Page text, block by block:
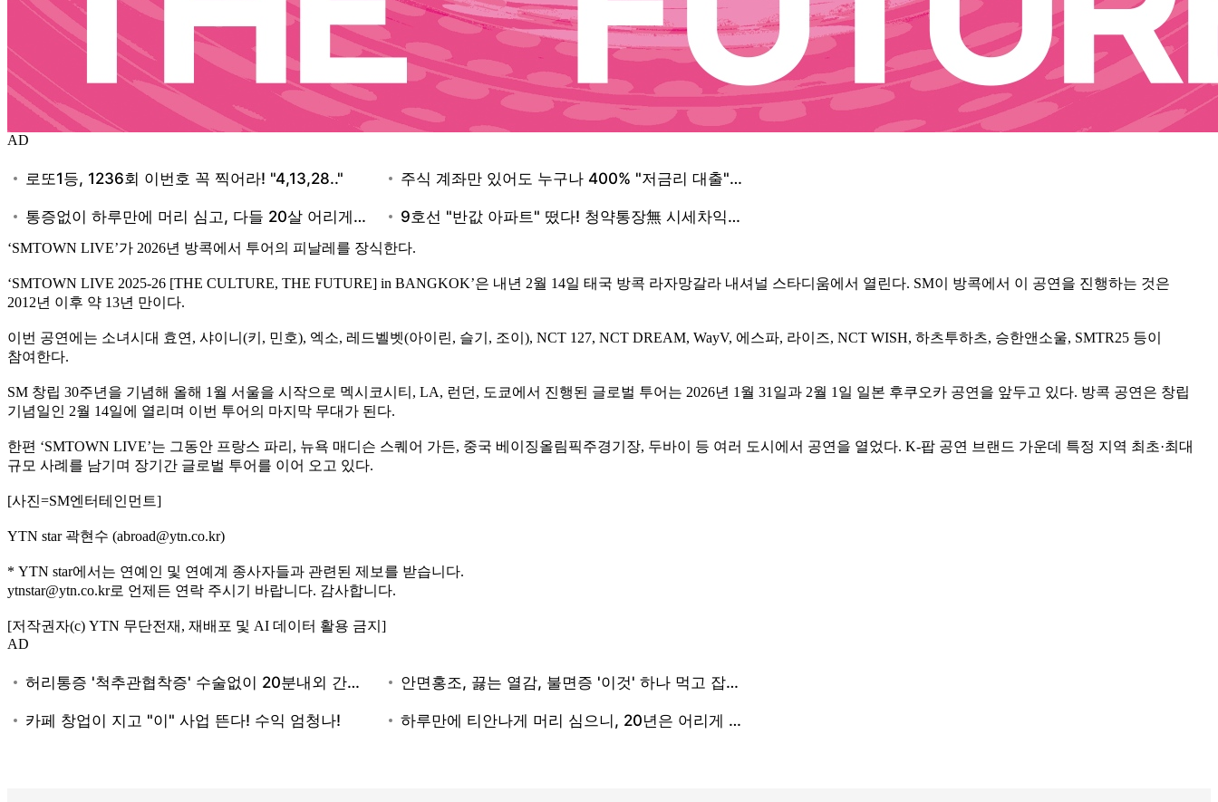
AD
‘SMTOWN LIVE’가 2026년 방콕에서 투어의 피날레를 장식한다.
‘SMTOWN LIVE 2025-26 [THE CULTURE, THE FUTURE] in BANGKOK’은 내년 2월 14일 태국 방콕 라자망갈라 내셔널 스타디움에서 열린다. SM이 방콕에서 이 공연을 진행하는 것은
2012년 이후 약 13년 만이다.
이번 공연에는 소녀시대 효연, 샤이니(키, 민호), 엑소, 레드벨벳(아이린, 슬기, 조이), NCT 127, NCT DREAM, WayV, 에스파, 라이즈, NCT WISH, 하츠투하츠, 승한앤소울, SMTR25 등이
참여한다.
SM 창립 30주년을 기념해 올해 1월 서울을 시작으로 멕시코시티, LA, 런던, 도쿄에서 진행된 글로벌 투어는 2026년 1월 31일과 2월 1일 일본 후쿠오카 공연을 앞두고 있다. 방콕 공연은 창립
기념일인 2월 14일에 열리며 이번 투어의 마지막 무대가 된다.
한편 ‘SMTOWN LIVE’는 그동안 프랑스 파리, 뉴욕 매디슨 스퀘어 가든, 중국 베이징올림픽주경기장, 두바이 등 여러 도시에서 공연을 열었다. K-팝 공연 브랜드 가운데 특정 지역 최초·최대
규모 사례를 남기며 장기간 글로벌 투어를 이어 오고 있다.
[사진=SM엔터테인먼트]
YTN star 곽현수 (abroad@ytn.co.kr)
* YTN star에서는 연예인 및 연예계 종사자들과 관련된 제보를 받습니다.
ytnstar@ytn.co.kr로 언제든 연락 주시기 바랍니다. 감사합니다.
[저작권자(c) YTN 무단전재, 재배포 및 AI 데이터 활용 금지]
AD